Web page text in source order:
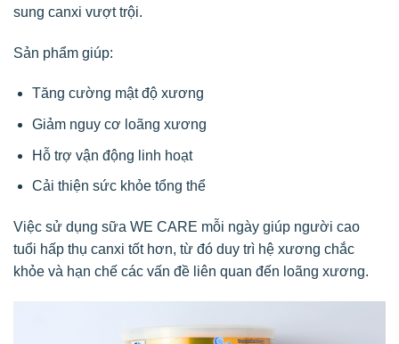
sung canxi vượt trội.
Sản phẩm giúp:
Tăng cường mật độ xương
Giảm nguy cơ loãng xương
Hỗ trợ vận động linh hoạt
Cải thiện sức khỏe tổng thể
Việc sử dụng sữa WE CARE mỗi ngày giúp người cao
tuổi hấp thụ canxi tốt hơn, từ đó duy trì hệ xương chắc
khỏe và hạn chế các vấn đề liên quan đến loãng xương.